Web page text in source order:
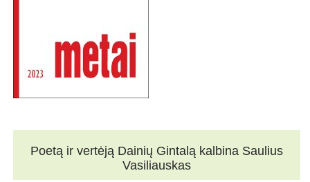
Poetą ir vertėją Dainių Gintalą kalbina Saulius
Vasiliauskas